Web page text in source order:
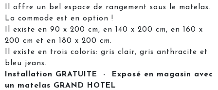
Il offre un bel espace de rangement sous le matelas.
La commode est en option !
Il existe en 90 x 200 cm, en 140 x 200 cm, en 160 x
200 cm et en 180 x 200 cm.
Il existe en trois coloris: gris clair, gris anthracite et
bleu jeans.
Installation GRATUITE
-
Exposé en magasin avec
un matelas GRAND HOTEL